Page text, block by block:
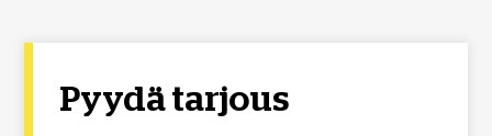
Pyydä tarjous